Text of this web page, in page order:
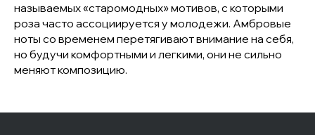
называемых «старомодных» мотивов, с которыми
роза часто ассоциируется у молодежи. Амбровые
ноты со временем перетягивают внимание на себя,
но будучи комфортными и легкими, они не сильно
меняют композицию.